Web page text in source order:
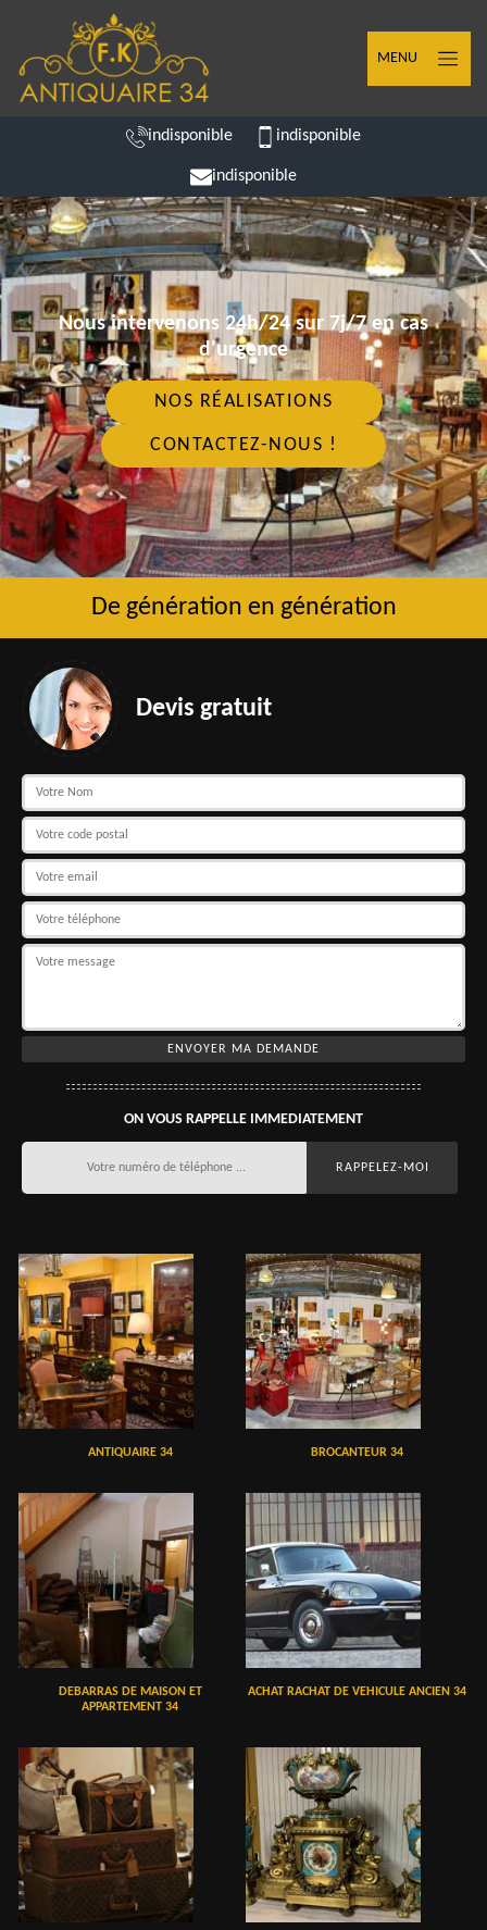
MENU
indisponible indisponible
indisponible
Nous intervenons 24h/24 sur 7j/7 en cas
d'urgence
NOS RÉALISATIONS
CONTACTEZ-NOUS !
De génération en génération
Devis gratuit
ON VOUS RAPPELLE IMMEDIATEMENT
ANTIQUAIRE 34 BROCANTEUR 34
DEBARRAS DE MAISON ET
APPARTEMENT 34
ACHAT RACHAT DE VEHICULE ANCIEN 34